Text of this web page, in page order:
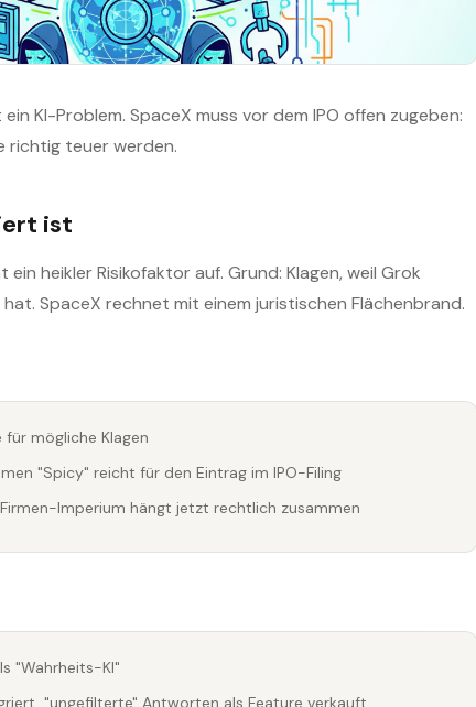
KI-Problem. SpaceX muss vor dem IPO offen zugeben:
richtig teuer werden.
ist
heikler Risikofaktor auf. Grund: Klagen, weil Grok
SpaceX rechnet mit einem juristischen Flächenbrand.
mögliche Klagen
"Spicy" reicht für den Eintrag im IPO-Filing
Imperium hängt jetzt rechtlich zusammen
"Wahrheits-KI"
"ungefilterte" Antworten als Feature verkauft